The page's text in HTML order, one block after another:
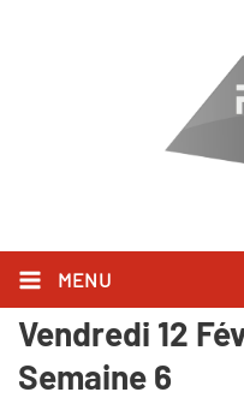
MENU
Les Temps
Vendredi 12
Semaine 6